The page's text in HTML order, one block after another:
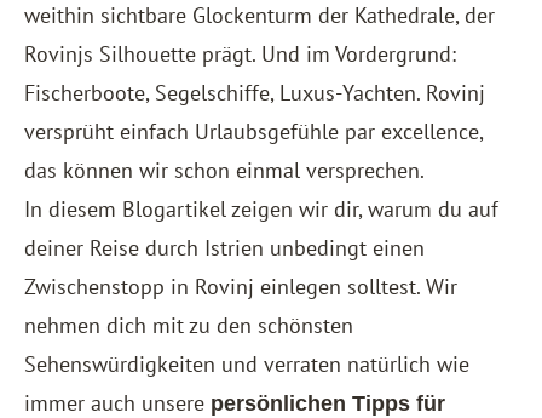
weithin sichtbare Glockenturm der Kathedrale, der
Rovinjs Silhouette prägt. Und im Vordergrund:
Fischerboote, Segelschiffe, Luxus-Yachten. Rovinj
versprüht einfach Urlaubsgefühle par excellence,
das können wir schon einmal versprechen.
In diesem Blogartikel zeigen wir dir, warum du auf
deiner Reise durch Istrien unbedingt einen
Zwischenstopp in Rovinj einlegen solltest. Wir
nehmen dich mit zu den schönsten
Sehenswürdigkeiten und verraten natürlich wie
immer auch unsere persönlichen Tipps für